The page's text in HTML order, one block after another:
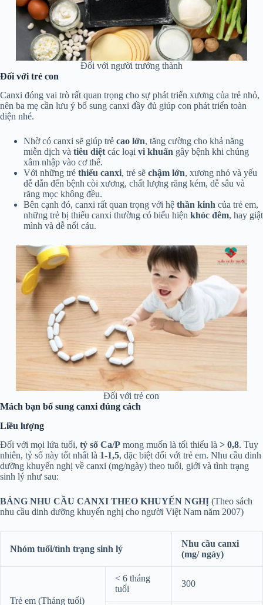
Đối với người trưởng thành
Đối với trẻ con
Canxi đóng vai trò rất quan trọng cho sự phát triển xương của trẻ nhỏ,
nên ba mẹ cần lưu ý bổ sung canxi đầy đủ giúp con phát triển toàn
diện nhé.
Nhờ có canxi sẽ giúp trẻ cao lớn, tăng cường cho khả năng
miễn dịch và tiêu diệt các loại vi khuẩn gây bệnh khi chúng
xâm nhập vào cơ thể.
Với những trẻ thiếu canxi, trẻ sẽ chậm lớn, xương nhỏ và yếu
dễ dẫn đến bệnh còi xương, chất lượng răng kém, dễ sâu và
răng mọc không đều.
Bên cạnh đó, canxi rất quan trọng với hệ thần kinh của trẻ em,
những trẻ bị thiếu canxi thường có biểu hiện khóc đêm, hay giật
mình và dễ nổi cáu.
Đối với trẻ con
Mách bạn bổ sung canxi đúng cách
Liều lượng
Đối với mọi lứa tuổi, tỷ số Ca/P mong muốn là tối thiểu là > 0,8. Tuy
nhiên, tỷ số này tốt nhất là 1-1,5, đặc biệt đối với trẻ em. Nhu cầu dinh
dưỡng khuyến nghị về canxi (mg/ngày) theo tuổi, giới và tình trạng
sinh lý như sau:
BẢNG NHU CẦU CANXI THEO KHUYẾN NGHỊ (Theo sách
nhu cầu dinh dưỡng khuyến nghị cho người Việt Nam năm 2007)
Nhóm tuổi/tình trạng sinh lý
Nhu cầu canxi
(mg/ ngày)
Trẻ em (Tháng tuổi)
< 6 tháng
tuổi
300